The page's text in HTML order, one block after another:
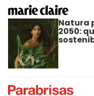
Natura
2050: